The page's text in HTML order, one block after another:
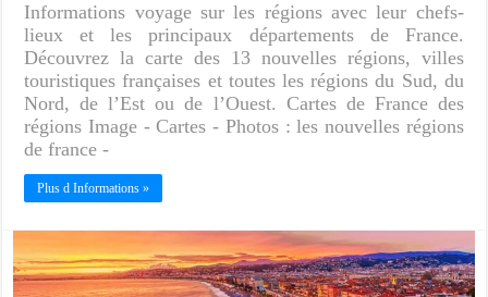
Informations voyage sur les régions avec leur chefs-
lieux et les principaux départements de France.
Découvrez la carte des 13 nouvelles régions, villes
touristiques françaises et toutes les régions du Sud, du
Nord, de l’Est ou de l’Ouest. Cartes de France des
régions Image - Cartes - Photos : les nouvelles régions
de france -
Plus d Informations »